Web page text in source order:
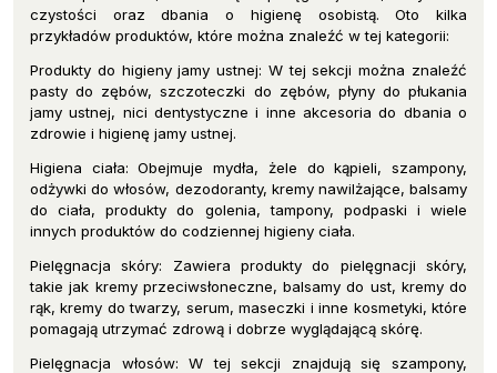
czystości oraz dbania o higienę osobistą. Oto kilka
przykładów produktów, które można znaleźć w tej kategorii:
Produkty do higieny jamy ustnej: W tej sekcji można znaleźć
pasty do zębów, szczoteczki do zębów, płyny do płukania
jamy ustnej, nici dentystyczne i inne akcesoria do dbania o
zdrowie i higienę jamy ustnej.
Higiena ciała: Obejmuje mydła, żele do kąpieli, szampony,
odżywki do włosów, dezodoranty, kremy nawilżające, balsamy
do ciała, produkty do golenia, tampony, podpaski i wiele
innych produktów do codziennej higieny ciała.
Pielęgnacja skóry: Zawiera produkty do pielęgnacji skóry,
takie jak kremy przeciwsłoneczne, balsamy do ust, kremy do
rąk, kremy do twarzy, serum, maseczki i inne kosmetyki, które
pomagają utrzymać zdrową i dobrze wyglądającą skórę.
Pielęgnacja włosów: W tej sekcji znajdują się szampony,